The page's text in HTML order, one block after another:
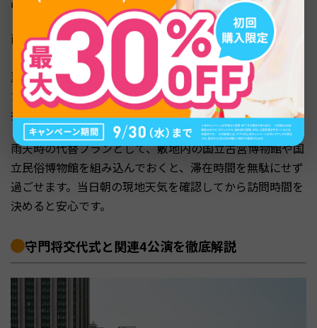
中止の可能性があります。
雨や雪の日は、屋外で行われる守門将交代式が中止にな
り、興礼門での簡略版のみの実施となる場合があります。
夏季の真夏日や冬季の厳寒日(目安として気温30度以上ま
たは10度以下)は、守門将交代式は通常開催される一方、
把守儀式などの細かい公演が縮小される運用です。
雨天時の代替プランとして、敷地内の国立古宮博物館や国
立民俗博物館を組み込んでおくと、滞在時間を無駄にせず
過ごせます。当日朝の現地天気を確認してから訪問時間を
決めると安心です。
守門将交代式と関連4公演を徹底解説